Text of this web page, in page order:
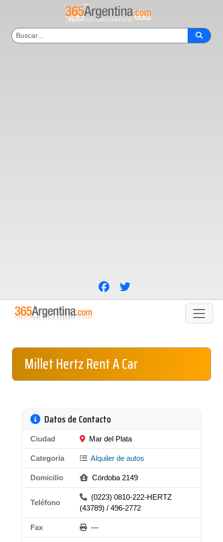
Millet Hertz Rent A Car
Datos de Contacto
Ciudad Mar del Plata
Categoria Alquiler de autos
Domicilio Córdoba 2149
Teléfono
(0223) 0810-222-HERTZ
(43789) / 496-2772
Fax ---